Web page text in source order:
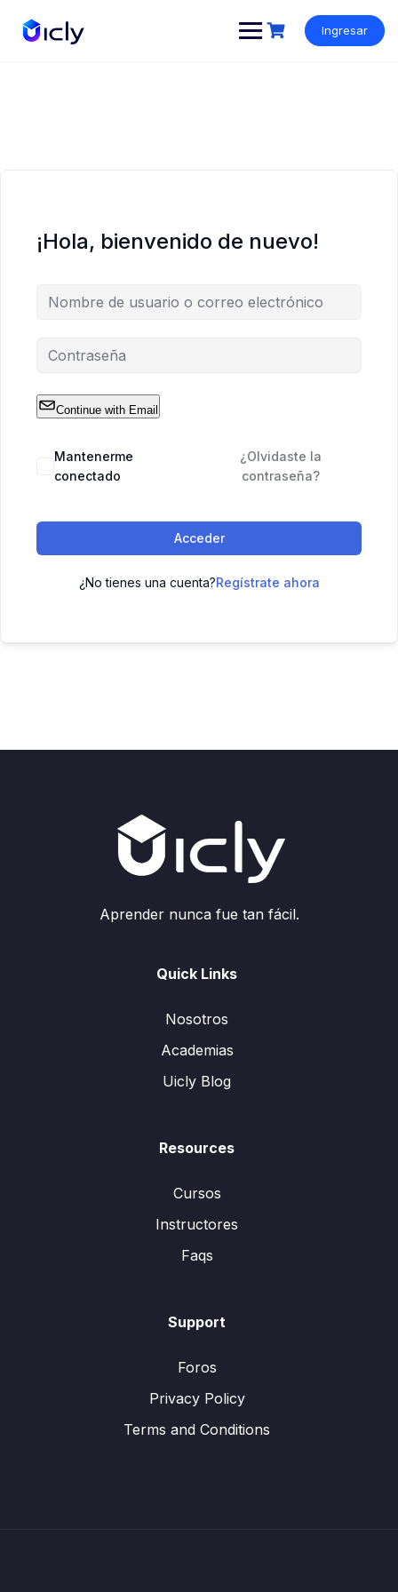
Ingresar
¡Hola, bienvenido de nuevo!
Continue with Email
Mantenerme
conectado
¿Olvidaste la
contraseña?
Acceder
¿No tienes una cuenta?Regístrate ahora
Aprender nunca fue tan fácil.
Quick Links
Nosotros
Academias
Uicly Blog
Resources
Cursos
Instructores
Faqs
Support
Foros
Privacy Policy
Terms and Conditions